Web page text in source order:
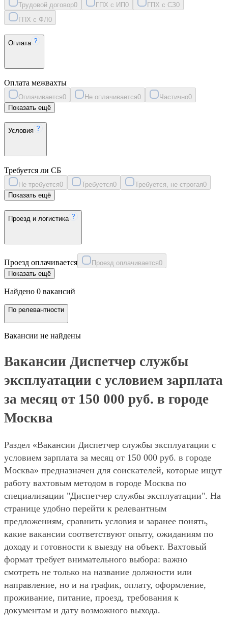
Трудовой договор0 ГПХ с ИП0 ГПХ с СЗ0
ГПХ с ФЛ 0
Оплата
Оплата межвахты
Оплачивается0 Не оплачивается0 Частично0
Показать ещё
Условия
Требуется ли СБ
Не требуется0 Требуется0 Требуется, не строгая0
Показать ещё
Проезд и логистика
Проезд оплачивается Проезд оплачивается0
Показать ещё
Найдено 0 вакансий
По релевантности
Вакансии не найдены
Вакансии Диспетчер службы
эксплуатации с условием зарплата
за месяц от 150 000 руб. в городе
Москва
Раздел «Вакансии Диспетчер службы эксплуатации с
условием зарплата за месяц от 150 000 руб. в городе
Москва» предназначен для соискателей, которые ищут
работу вахтовым методом в городе Москва по
специализации "Диспетчер службы эксплуатации". На
странице удобно перейти к релевантным
предложениям, сравнить условия и заранее понять,
какие вакансии соответствуют опыту, ожиданиям по
доходу и готовности к выезду на объект. Вахтовый
формат требует внимательного выбора: важно
смотреть не только на название должности или
направление, но и на график, оплату, оформление,
проживание, питание, проезд, требования к
документам и дату возможного выхода.